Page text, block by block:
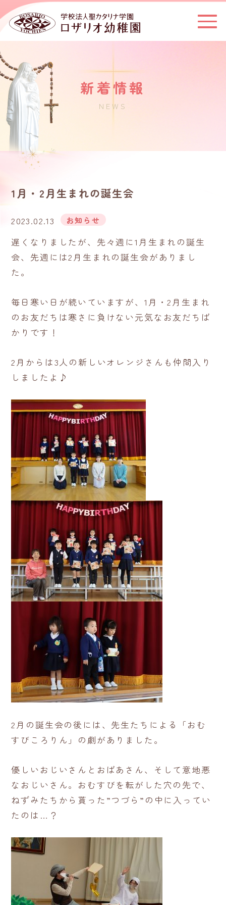
新着情報
NEWS
1月・2月生まれの誕生会
2023.02.13 お知らせ
遅くなりましたが、先々週に1月生まれの誕生
会、先週には2月生まれの誕生会がありまし
た。
毎日寒い日が続いていますが、1月・2月生まれ
のお友だちは寒さに負けない元気なお友だちば
かりです！
2月からは3人の新しいオレンジさんも仲間入り
しましたよ♪
2月の誕生会の後には、先生たちによる「おむ
すびころりん」の劇がありました。
優しいおじいさんとおばあさん、そして意地悪
なおじいさん。おむすびを転がした穴の先で、
ねずみたちから貰った”つづら”の中に入ってい
たのは…？